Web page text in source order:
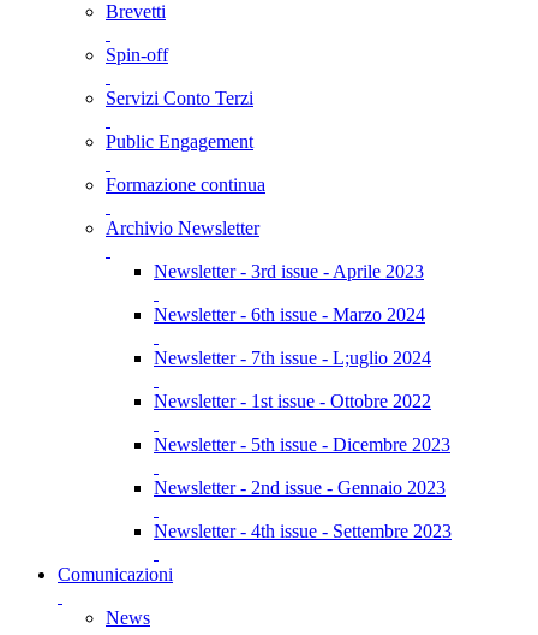
Brevetti
Spin-off
Servizi Conto Terzi
Public Engagement
Formazione continua
Archivio Newsletter
Newsletter - 3rd issue - Aprile 2023
Newsletter - 6th issue - Marzo 2024
Newsletter - 7th issue - L;uglio 2024
Newsletter - 1st issue - Ottobre 2022
Newsletter - 5th issue - Dicembre 2023
Newsletter - 2nd issue - Gennaio 2023
Newsletter - 4th issue - Settembre 2023
Comunicazioni
News